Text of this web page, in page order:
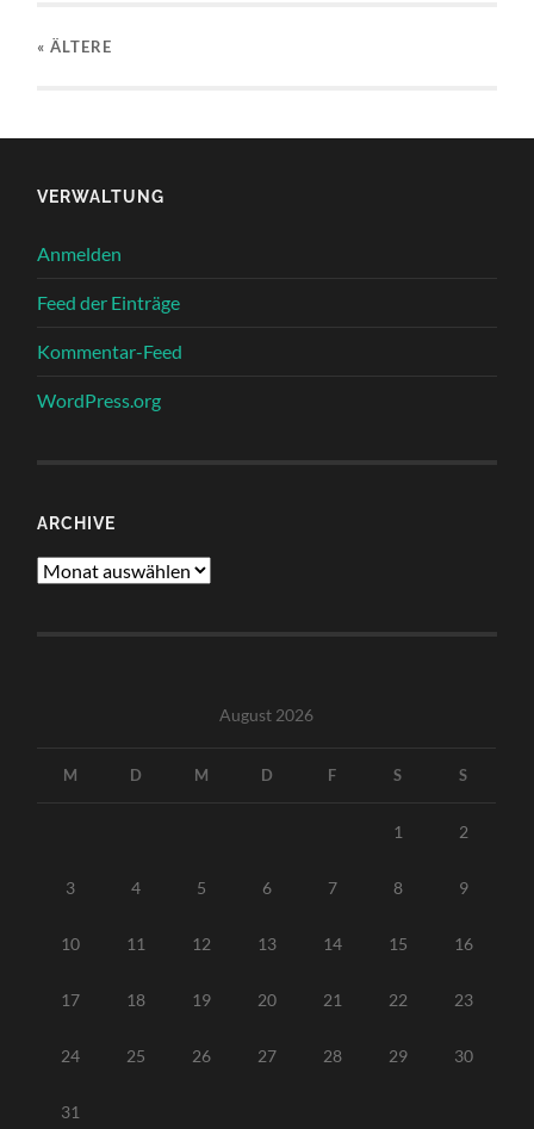
« ÄLTERE
VERWALTUNG
Anmelden
Feed der Einträge
Kommentar-Feed
WordPress.org
ARCHIVE
Archive
August 2026
M D M D F S S
1 2
3 4 5 6 7 8 9
10 11 12 13 14 15 16
17 18 19 20 21 22 23
24 25 26 27 28 29 30
31